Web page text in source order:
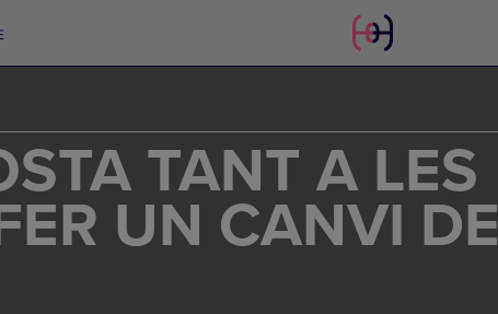
TANT A LES
UN CANVI DE